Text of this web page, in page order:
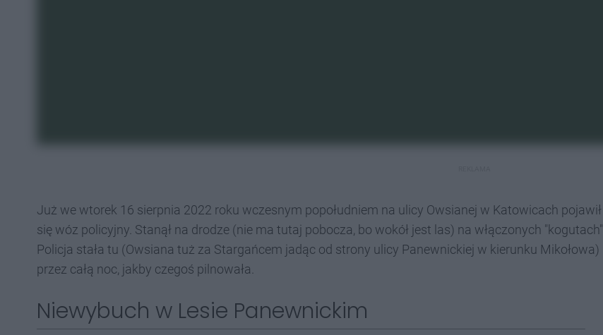
Już we wtorek 16 sierpnia 2022 roku wczesnym popołudniem na ulicy Owsianej w Katowicach pojawił
się wóz policyjny. Stanął na drodze (nie ma tutaj pobocza, bo wokół jest las) na włączonych "kogutach".
Policja stała tu (Owsiana tuż za Stargańcem jadąc od strony ulicy Panewnickiej w kierunku Mikołowa)
przez całą noc, jakby czegoś pilnowała.
Niewybuch w Lesie Panewnickim